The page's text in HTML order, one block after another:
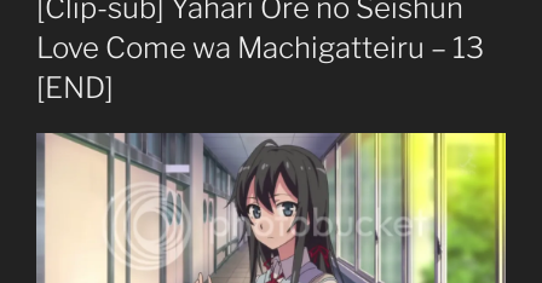
[Clip-sub] Yahari Ore no Seishun
Love Come wa Machigatteiru – 13
[END]